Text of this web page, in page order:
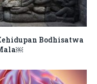
Bodhisatwa